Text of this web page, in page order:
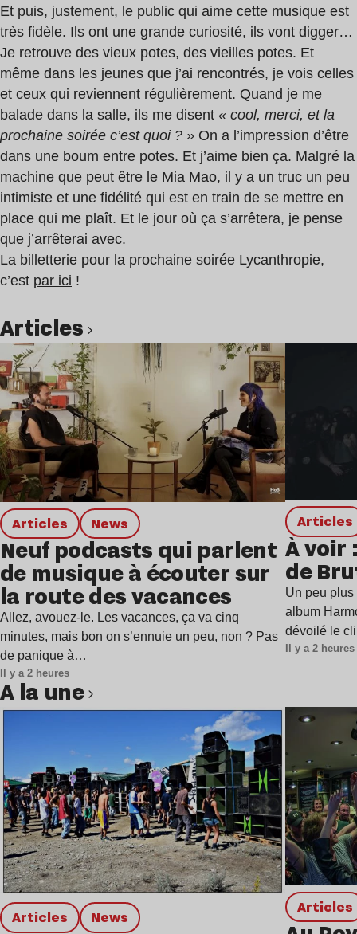
Et puis, justement, le public qui aime cette musique est
très fidèle. Ils ont une grande curiosité, ils vont digger…
Je retrouve des vieux potes, des vieilles potes. Et
même dans les jeunes que j’ai rencontrés, je vois celles
et ceux qui reviennent régulièrement. Quand je me
balade dans la salle, ils me disent « cool, merci, et la
prochaine soirée c’est quoi ? » On a l’impression d’être
dans une boum entre potes. Et j’aime bien ça. Malgré la
machine que peut être le Mia Mao, il y a un truc un peu
intimiste et une fidélité qui est en train de se mettre en
place qui me plaît. Et le jour où ça s’arrêtera, je pense
que j’arrêterai avec.
La billetterie pour la prochaine soirée Lycanthropie,
c’est par ici !
Articles
Articles news
Neuf podcasts qui parlent
de musique à écouter sur
la route des vacances
Allez, avouez-le. Les vacances, ça va cinq
minutes, mais bon on s’ennuie un peu, non ? Pas
de panique à…
Il y a 2 heures
Articles
À voir
de
Un peu plus
album
dévoilé le
Il y a 2 heures
Lire l’article
A la une
Articles news
Articles
Lire l’article